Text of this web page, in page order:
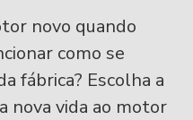
novo quando
como se
fábrica? Escolha a
nova vida ao motor